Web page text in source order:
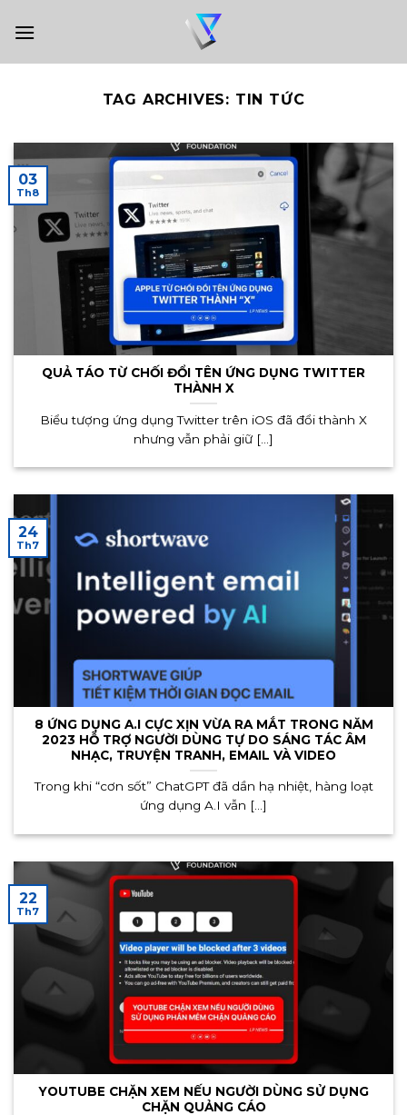
TAG ARCHIVES: TIN TỨC
QUẢ TÁO TỪ CHỐI ĐỔI TÊN ỨNG DỤNG TWITTER
THÀNH X
Biểu tượng ứng dụng Twitter trên iOS đã đổi thành X
nhưng vẫn phải giữ [...]
03
Th8
8 ỨNG DỤNG A.I CỰC XỊN VỪA RA MẮT TRONG NĂM
2023 HỖ TRỢ NGƯỜI DÙNG TỰ DO SÁNG TÁC ÂM
NHẠC, TRUYỆN TRANH, EMAIL VÀ VIDEO
Trong khi “cơn sốt” ChatGPT đã dần hạ nhiệt, hàng loạt
ứng dụng A.I vẫn [...]
24
Th7
YOUTUBE CHẶN XEM NẾU NGƯỜI DÙNG SỬ DỤNG
CHẶN QUẢNG CÁO
22
Th7